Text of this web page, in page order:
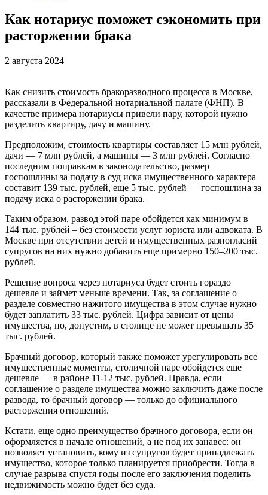
Как нотариус поможет сэкономить при
расторжении брака
2 августа 2024
Как снизить стоимость бракоразводного процесса в Москве,
рассказали в Федеральной нотариальной палате (ФНП). В
качестве примера нотариусы привели пару, которой нужно
разделить квартиру, дачу и машину.
Предположим, стоимость квартиры составляет 15 млн рублей,
дачи — 7 млн рублей, а машины — 3 млн рублей. Согласно
последним поправкам в законодательство, размер
госпошлины за подачу в суд иска имущественного характера
составит 139 тыс. рублей, еще 5 тыс. рублей — госпошлина за
подачу иска о расторжении брака.
Таким образом, развод этой паре обойдется как минимум в
144 тыс. рублей – без стоимости услуг юриста или адвоката. В
Москве при отсутствии детей и имущественных разногласий
супругов на них нужно добавить еще примерно 150–200 тыс.
рублей.
Решение вопроса через нотариуса будет стоить гораздо
дешевле и займет меньше времени. Так, за соглашение о
разделе совместно нажитого имущества в этом случае нужно
будет заплатить 33 тыс. рублей. Цифра зависит от цены
имущества, но, допустим, в столице не может превышать 35
тыс. рублей.
Брачный договор, который также поможет урегулировать все
имущественные моменты, столичной паре обойдется еще
дешевле — в районе 11-12 тыс. рублей. Правда, если
соглашение о разделе имущества можно заключить даже после
развода, то брачный договор — только до официального
расторжения отношений.
Кстати, еще одно преимущество брачного договора, если он
оформляется в начале отношений, а не под их занавес: он
позволяет установить, кому из супругов будет принадлежать
имущество, которое только планируется приобрести. Тогда в
случае разрыва спустя годы после его заключения поделить
недвижимость можно будет без суда.